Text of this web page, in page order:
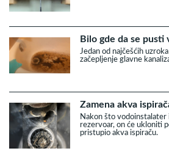
Bilo gde da se pusti
Jedan od najčešćih
začepljenje glavne
Zamena akva
Nakon što vodoinstalater
rezervoar, on će ukloniti
pristupio akva ispiraču.